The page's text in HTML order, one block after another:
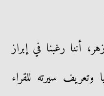
أننا رغبنا في إبراز
وتعريف سيرته للقراء